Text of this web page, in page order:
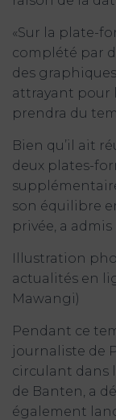
«Sur la plate-
complété par
des
attrayant pour
prendra du
Bien qu’il ait
deux plates-
son équilibre
privée, a
Illustration
actualités en
Mawangi)
Pendant ce
journaliste de
circulant dans
de Banten, a
également